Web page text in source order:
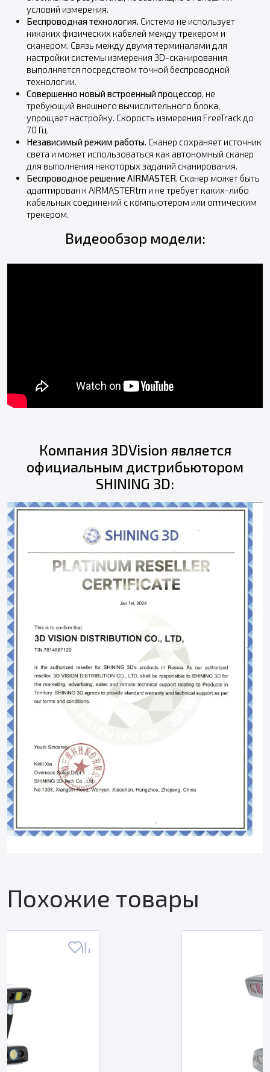
условий измерения.
Беспроводная технология. Система не использует
никаких физических кабелей между трекером и
сканером. Связь между двумя терминалами для
настройки системы измерения 3D-сканирования
выполняется посредством точной беспроводной
технологии.
Совершенно новый встроенный процессор, не
требующий внешнего вычислительного блока,
упрощает настройку. Скорость измерения FreeTrack до
70 Гц.
Независимый режим работы. Сканер сохраняет источник
света и может использоваться как автономный сканер
для выполнения некоторых заданий сканирования.
Беспроводное решение AIRMASTER. Сканер может быть
адаптирован к AIRMASTERtm и не требует каких-либо
кабельных соединений с компьютером или оптическим
трекером.
Видеообзор модели:
Компания 3DVision является
официальным дистрибьютором
SHINING 3D:
Похожие товары